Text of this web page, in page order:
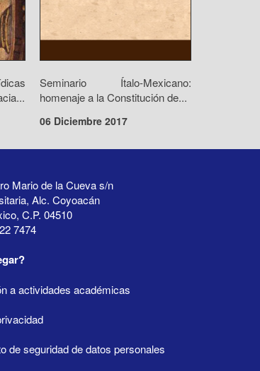
Seminario Ítalo-Mexicano:
homenaje a la Constitución de...
06 Diciembre 2017
Mario de la Cueva s/n
Alc. Coyoacán
C.P. 04510
7474
a actividades académicas
de seguridad de datos personales